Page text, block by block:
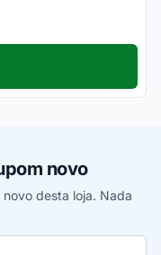
novo
desta loja. Nada